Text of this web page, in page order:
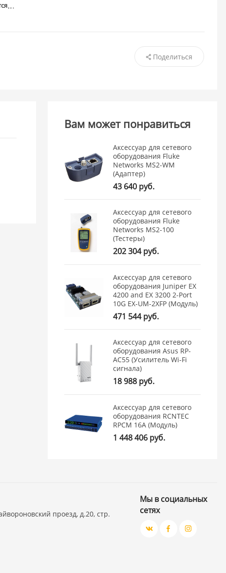
Поделиться
Вам может понравиться
Аксессуар для сетевого
оборудования Fluke
Networks MS2-WM
(Адаптер)
43 640 руб.
Аксессуар для сетевого
оборудования Fluke
Networks MS2-100
(Тестеры)
202 304 руб.
Аксессуар для сетевого
оборудования Juniper EX
4200 and EX 3200 2-Port
10G EX-UM-2XFP (Модуль)
471 544 руб.
Аксессуар для сетевого
оборудования Asus RP-
AC55 (Усилитель Wi-Fi
сигнала)
18 988 руб.
Аксессуар для сетевого
оборудования RCNTEC
RPCM 16A (Модуль)
1 448 406 руб.
проезд, д.20, стр.
Мы в социальных
сетях